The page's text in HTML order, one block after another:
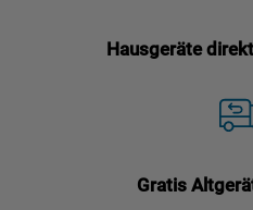
Hausgeräte
Gratis